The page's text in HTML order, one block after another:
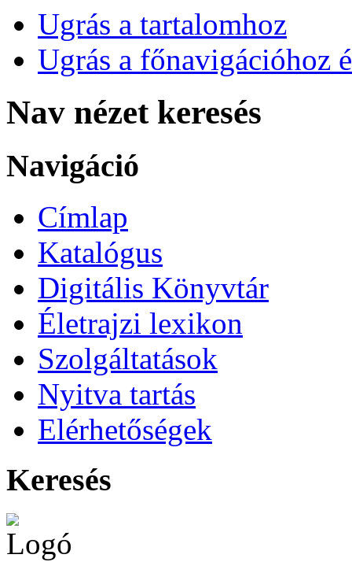
Ugrás a tartalomhoz
Ugrás a főnavigációhoz
Nav nézet keresés
Navigáció
Címlap
Katalógus
Digitális Könyvtár
Életrajzi lexikon
Szolgáltatások
Nyitva tartás
Elérhetőségek
Keresés